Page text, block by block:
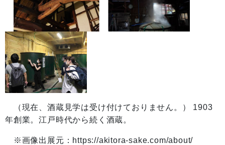
（現在、酒蔵見学は受け付けておりません。） 1903
年創業。江戸時代から続く酒蔵。
※画像出展元：https://akitora-sake.com/about/